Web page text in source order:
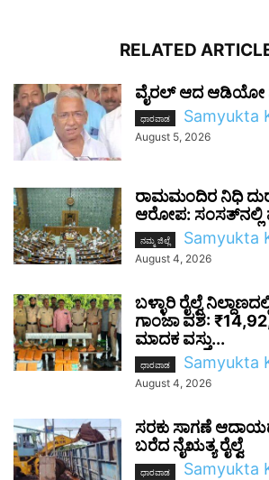
RELATED
ವೈರಲ್ ಆದ ಆಡಿಯೋ
ಧಾರವಾಡ Samyukta
August 5, 2026
ರಾಮಮಂದಿರ ನಿಧಿ
ಆರೋಪ: ಸಂಸತ್‌ನಲ್ಲಿ
ನಮ್ಮ ಜಿಲ್ಲೆ Samyukta
August 4, 2026
ಬಳ್ಳಾರಿ ರೈಲ್ವೆ
ಗಾಂಜಾ ವಶ:
ಮಾದಕ ವಸ್ತು...
ಧಾರವಾಡ Samyukta
August 4, 2026
ಸರಕು ಸಾಗಣೆ
ಬರೆದ ನೈಋತ್ಯ ರೈಲ್ವೆ
ಧಾರವಾಡ Samyukta